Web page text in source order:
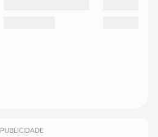
PUBLICIDADE